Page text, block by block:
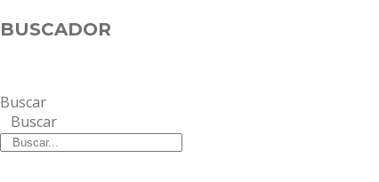
BUSCADOR
Buscar
Buscar